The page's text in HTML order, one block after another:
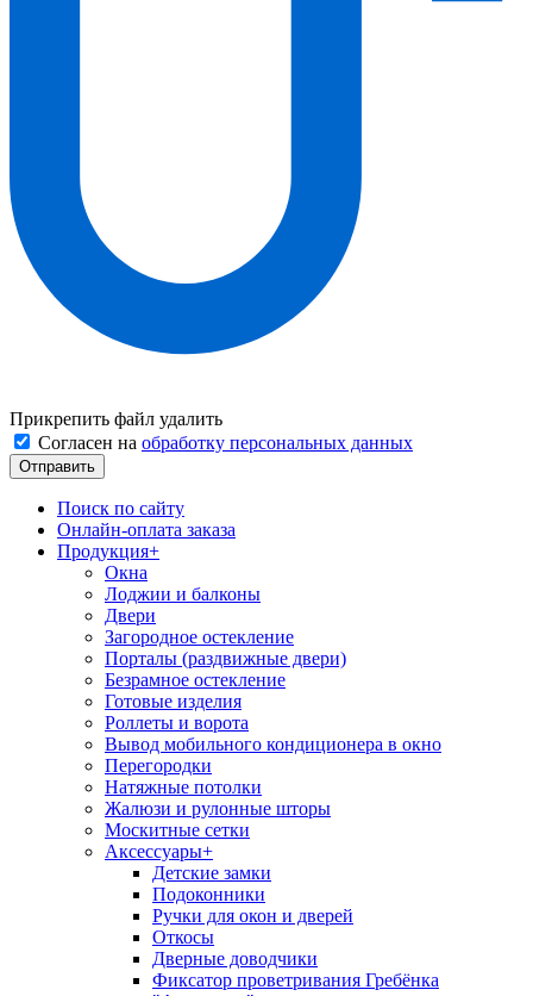
Прикрепить файл удалить
Согласен на обработку персональных данных
Поиск по сайту
Онлайн-оплата заказа
Продукция+
Окна
Лоджии и балконы
Двери
Загородное остекление
Порталы (раздвижные двери)
Безрамное остекление
Готовые изделия
Роллеты и ворота
Вывод мобильного кондиционера в окно
Перегородки
Натяжные потолки
Жалюзи и рулонные шторы
Москитные сетки
Аксессуары+
Детские замки
Подоконники
Ручки для окон и дверей
Откосы
Дверные доводчики
Фиксатор проветривания Гребёнка